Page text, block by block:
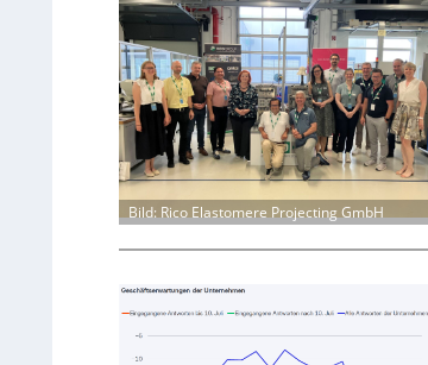
Bild: Rico Elastomere Projecting GmbH